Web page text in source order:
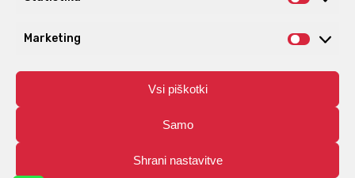
Marketing
Vsi piškotki
Samo
Shrani nastavitve